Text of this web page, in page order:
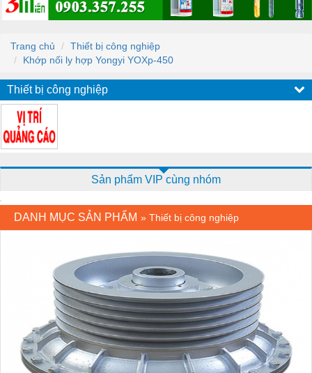
Trang chủ
Thiết bị công nghiệp
Khớp nối ly hợp Yongyi YOXp-450
Thiết bị công nghiệp
Sản phẩm VIP cùng nhóm
DANH MỤC SẢN PHẨM » Thiết bị công nghiệp